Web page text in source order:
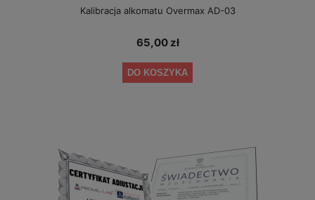
Kalibracja alkomatu Overmax AD-03
65,00 zł
DO KOSZYKA